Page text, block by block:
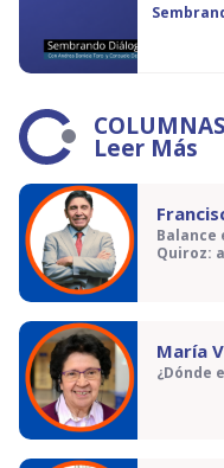
COLUMNAS
Leer Más
Balance
Quiroz:
María
¿Dónde